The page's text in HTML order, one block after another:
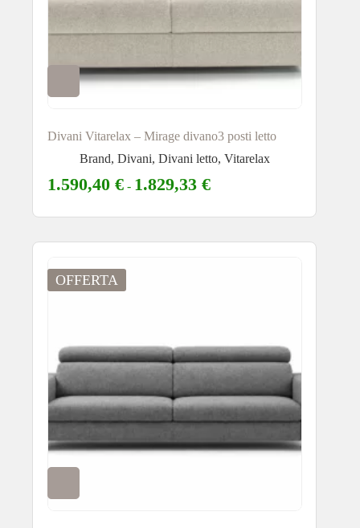
Divani Vitarelax – Mirage divano3 posti letto
Brand, Divani, Divani letto, Vitarelax
1.590,40 € - 1.829,33 €
OFFERTA